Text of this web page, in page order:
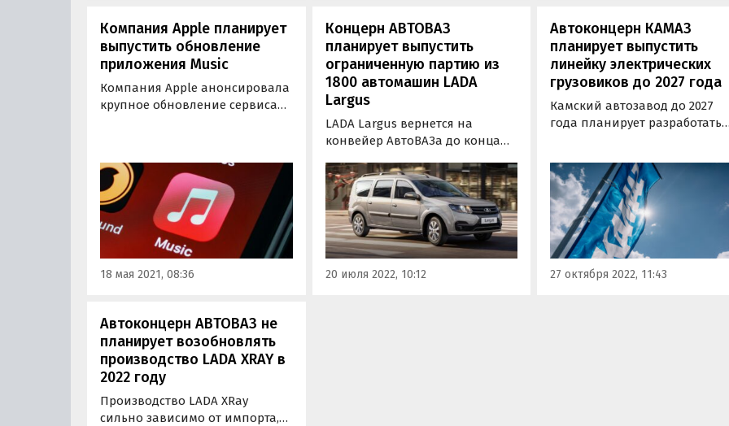
Компания Apple планирует
выпустить обновление
приложения Music
Компания Apple анонсировала
крупное обновление сервиса
потери качества) и
пользоваться при
прослушивании функцией
«Пространственное аудио» с
объемным звучанием…
18 мая 2021, 08:36
Концерн АВТОВАЗ
планирует выпустить
ограниченную партию из
1800 автомашин LADA
Largus
LADA Largus вернется на
конвейер АвтоВАЗа до конца
недели отечественный
автопроизводитель планирует
возобновить производство
модели, но пока
ограниченным тиражом,
сообщили «Автоновости дня»
со ссылкой на пресс-службу…
20 июля 2022, 10:12
Автоконцерн КАМАЗ
планирует выпустить
линейку электрических
грузовиков до 2027 года
Камский автозавод до 2027
года планирует разработать
тяге. Об этом в четверг, 27
октября, сообщила пресс-
служба автогиганта.
27 октября 2022, 11:43
Автоконцерн АВТОВАЗ не
планирует возобновлять
производство LADA XRAY в
2022 году
Производство LADA XRay
сильно зависимо от импорта,